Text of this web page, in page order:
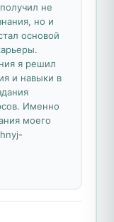
не
но и
основой
я решил
и навыки в
Именно
моего